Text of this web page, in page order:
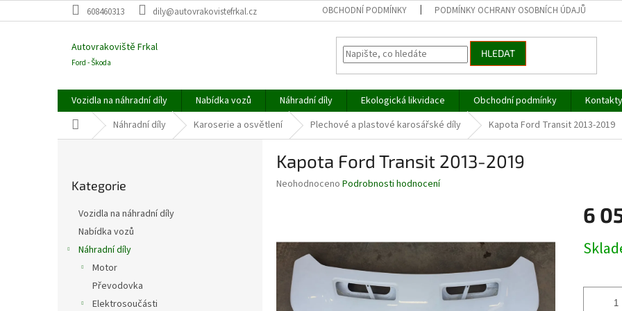
na
608460313 dily@autovrakovistefrkal.cz OBCHODNÍ PODMÍNKY PODMÍNKY OCHRANY OSOBNÍCH ÚDAJŮ
Autovrakoviště Frkal
Ford - Škoda
HLEDAT
Vozidla na náhradní díly Nabídka vozů Náhradní díly Ekologická likvidace Obchodní podmínky
Kontakty
Domů Náhradní díly Karoserie a osvětlení Plechové a plastové karosářské díly Kapota Ford Transit 2013-2019
kategorie
Kategorie
Vozidla na náhradní díly
Nabídka vozů
Náhradní díly
Motor
Převodovka
Elektrosoučásti
Kapota Ford Transit 2013-2019
Průměrné
hvězdiček.
Neohodnoceno Podrobnosti hodnocení
6
cena: